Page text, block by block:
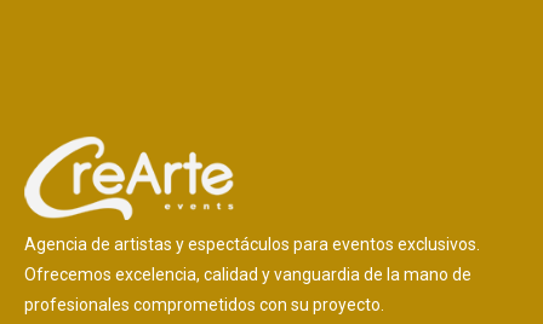
Agencia de artistas y espectáculos para eventos exclusivos.
Ofrecemos excelencia, calidad y vanguardia de la mano de
profesionales comprometidos con su proyecto.